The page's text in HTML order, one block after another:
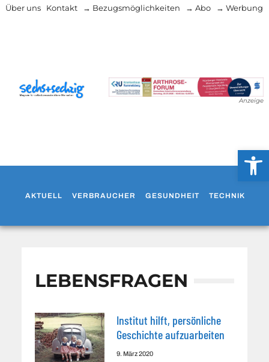
Über uns Kontakt → Bezugsmöglichkeiten → Abo → Werbung
Anzeige
AKTUELL VERBRAUCHER GESUNDHEIT TECHNIK
LEBENSFRAGEN
Institut hilft, persönliche
Geschichte aufzuarbeiten
9. März 2020